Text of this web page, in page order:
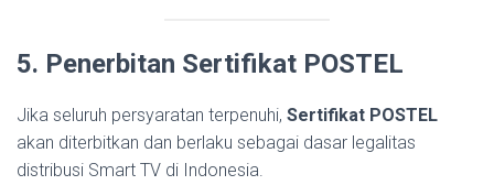
5. Penerbitan Sertifikat POSTEL
Jika seluruh persyaratan terpenuhi, Sertifikat POSTEL
akan diterbitkan dan berlaku sebagai dasar legalitas
distribusi Smart TV di Indonesia.